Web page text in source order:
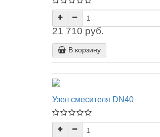
21 710 руб.
В корзину
Узел смесителя DN40